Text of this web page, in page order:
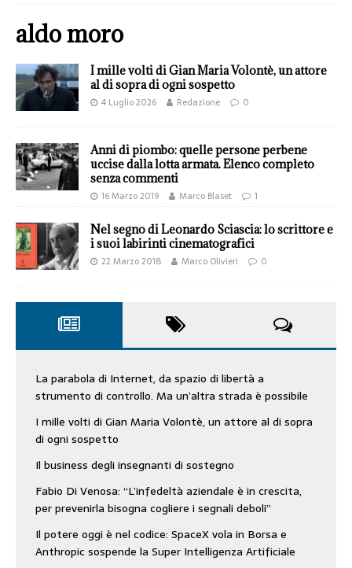
aldo moro
I mille volti di Gian Maria Volontè, un attore
al di sopra di ogni sospetto
4 Luglio 2026 Redazione 0
Anni di piombo: quelle persone perbene
uccise dalla lotta armata. Elenco completo
senza commenti
16 Marzo 2019 Marco Blaset 1
Nel segno di Leonardo Sciascia: lo scrittore e
i suoi labirinti cinematografici
22 Marzo 2018 Marco Olivieri 0
La parabola di Internet, da spazio di libertà a
strumento di controllo. Ma un’altra strada è possibile
I mille volti di Gian Maria Volontè, un attore al di sopra
di ogni sospetto
Il business degli insegnanti di sostegno
Fabio Di Venosa: “L’infedeltà aziendale è in crescita,
per prevenirla bisogna cogliere i segnali deboli”
Il potere oggi è nel codice: SpaceX vola in Borsa e
Anthropic sospende la Super Intelligenza Artificiale